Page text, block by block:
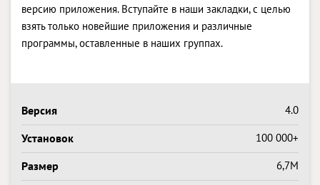
версию приложения. Вступайте в наши закладки, с целью
взять только новейшие приложения и различные
программы, оставленные в наших группах.
Версия 4.0
Установок 100 000+
Размер 6,7M